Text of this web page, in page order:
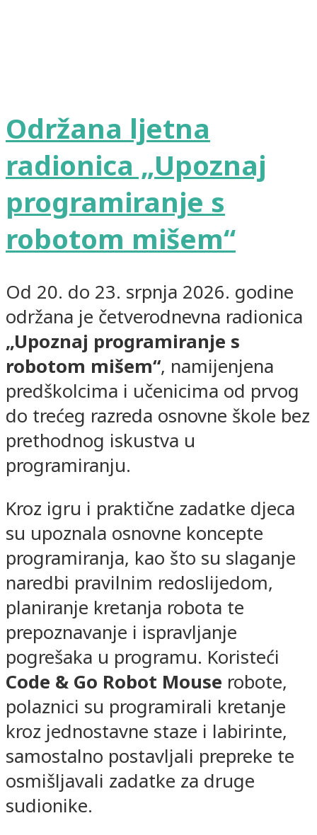
Održana ljetna
radionica „Upoznaj
programiranje s
robotom mišem“
Od 20. do 23. srpnja 2026. godine
održana je četverodnevna radionica
„Upoznaj programiranje s
robotom mišem“, namijenjena
predškolcima i učenicima od prvog
do trećeg razreda osnovne škole bez
prethodnog iskustva u
programiranju.
Kroz igru i praktične zadatke djeca
su upoznala osnovne koncepte
programiranja, kao što su slaganje
naredbi pravilnim redoslijedom,
planiranje kretanja robota te
prepoznavanje i ispravljanje
pogrešaka u programu. Koristeći
Code & Go Robot Mouse robote,
polaznici su programirali kretanje
kroz jednostavne staze i labirinte,
samostalno postavljali prepreke te
osmišljavali zadatke za druge
sudionike.